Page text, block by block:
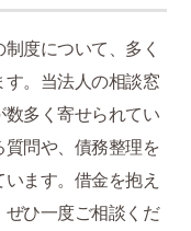
度について、多く
。当法人の相談窓
多く寄せられてい
問や、債務整理を
ます。借金を抱え
ひ一度ご相談くだ